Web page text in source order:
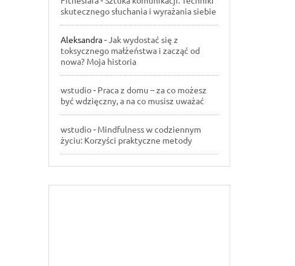
skutecznego słuchania i wyrażania siebie
Aleksandra-Jak wydostać się z
toksycznego małżeństwa i zacząć od
nowa? Moja historia
wstudio- Praca z domu – za co możesz
być wdzięczny, a na co musisz uważać
wstudio- Mindfulness w codziennym
życiu: Korzyści praktyczne metody